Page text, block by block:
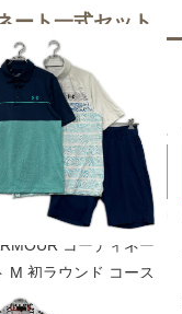
ート一式セット
ARMOUR/アンダーアーマ
ズ アンダーアーマー U
コーディネー
M 初ラウンド コース